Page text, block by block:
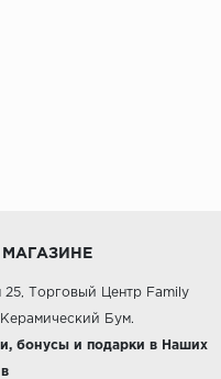
Торговый Центр Family
Бум.
бонусы и подарки в Наших